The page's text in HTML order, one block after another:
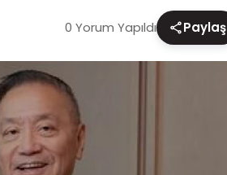
0 Yorum Yapıldı Paylaş